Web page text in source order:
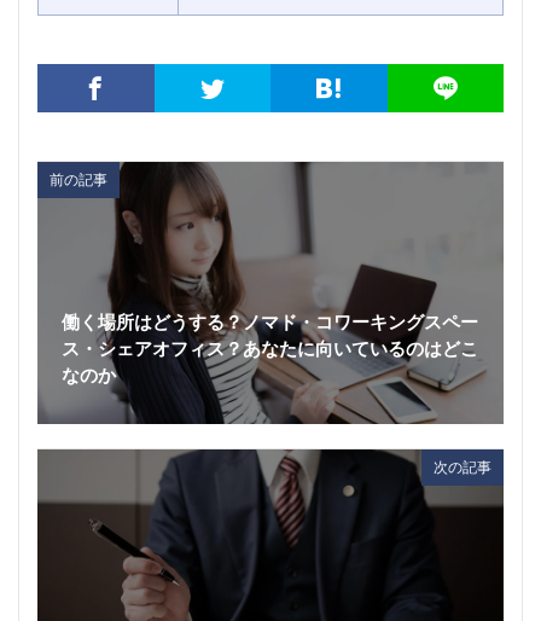
前の記事
働く場所はどうする？ノマド・コワーキングスペー
ス・シェアオフィス？あなたに向いているのはどこ
なのか
次の記事